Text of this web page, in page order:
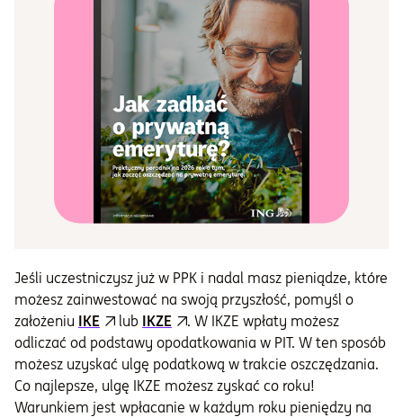
Jeśli uczestniczysz już w PPK i nadal masz pieniądze, które
możesz zainwestować na swoją przyszłość, pomyśl o
założeniu IKE lub IKZE
. W IKZE wpłaty możesz
odliczać od podstawy opodatkowania w PIT. W ten sposób
możesz uzyskać ulgę podatkową w trakcie oszczędzania.
Co najlepsze, ulgę IKZE możesz zyskać co roku!
Warunkiem jest wpłacanie w każdym roku pieniędzy na